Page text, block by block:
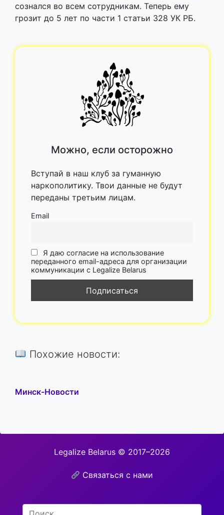
сознался во всем сотрудникам. Теперь ему
грозит до 5 лет по части 1 статьи 328 УК РБ.
Можно, если осторожно
Вступай в наш клуб за гуманную
наркополитику. Твои данные не будут
переданы третьим лицам.
Email
Я даю согласие на использование
переданного email-адреса для организации
коммуникации с Legalize Belarus
Похожие новости:
Минск-Новости
Legalize Belarus © 2017–2026
Связаться с нами